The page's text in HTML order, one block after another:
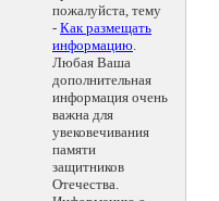
пожалуйста, тему
- Как размещать
информацию.
Любая Ваша
дополнительная
информация очень
важна для
увековечивания
памяти
защитников
Отечества.